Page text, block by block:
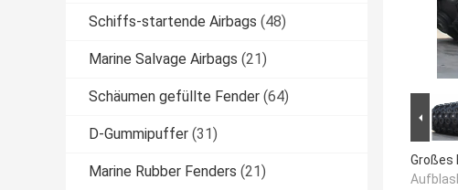
Schiffs-startende Airbags (48)
Marine Salvage Airbags (21)
Schäumen gefüllte Fender (64)
D-Gummipuffer (31)
Marine Rubber Fenders (21)
Großes